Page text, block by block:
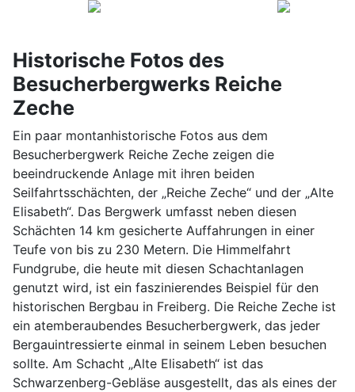
Historische Fotos des
Besucherbergwerks Reiche
Zeche
Ein paar montanhistorische Fotos aus dem
Besucherbergwerk Reiche Zeche zeigen die
beeindruckende Anlage mit ihren beiden
Seilfahrtsschächten, der „Reiche Zeche“ und der „Alte
Elisabeth“. Das Bergwerk umfasst neben diesen
Schächten 14 km gesicherte Auffahrungen in einer
Teufe von bis zu 230 Metern. Die Himmelfahrt
Fundgrube, die heute mit diesen Schachtanlagen
genutzt wird, ist ein faszinierendes Beispiel für den
historischen Bergbau in Freiberg. Die Reiche Zeche ist
ein atemberaubendes Besucherbergwerk, das jeder
Bergauintressierte einmal in seinem Leben besuchen
sollte. Am Schacht „Alte Elisabeth“ ist das
Schwarzenberg-Gebläse ausgestellt, das als eines der